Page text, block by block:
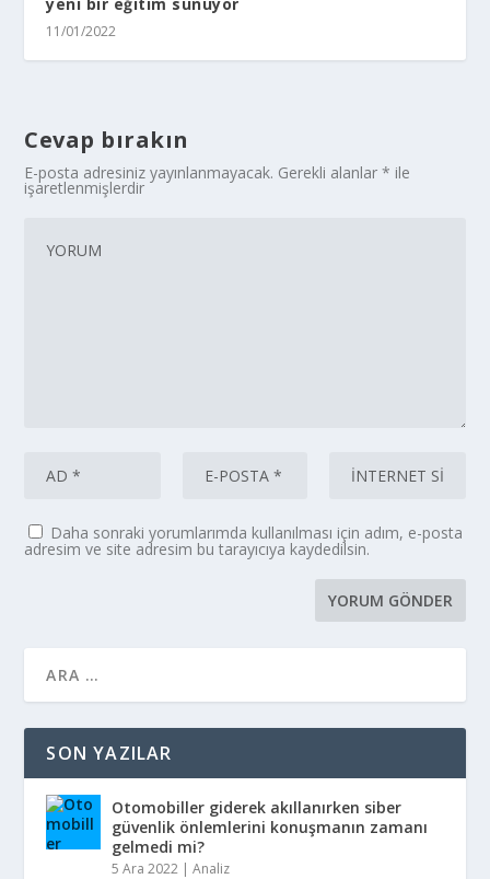
11/01/2022
Cevap bırakın
E-posta adresiniz yayınlanmayacak. Gerekli alanlar* ile
işaretlenmişlerdir
Daha sonraki yorumlarımda kullanılması için adım, e-posta
adresim ve site adresim bu tarayıcıya kaydedilsin.
SON YAZILAR
Otomobiller giderek akıllanırken siber
güvenlik önlemlerini konuşmanın zamanı
gelmedi mi?
5 Ara 2022 |Analiz